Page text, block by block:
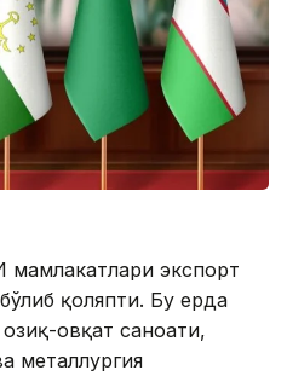
экспорт
қоляпти. Бу ерда
овқат саноати,
металлургия